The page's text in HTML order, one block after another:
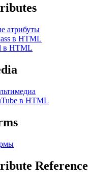
атрибуты
в HTML
в HTML
в HTML
Reference